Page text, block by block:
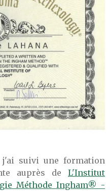
j'ai suivi une formation
auprès de
L'Institut
Méthode Ingham® -